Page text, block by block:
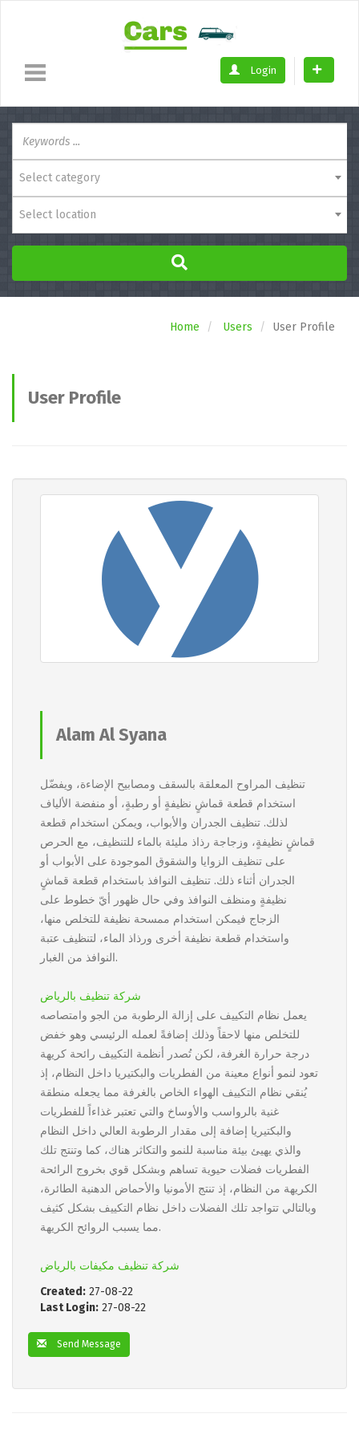
Login
Select category
Select location
Home Users User Profile
User Profile
Alam Al Syana
تنظيف المراوح المعلقة بالسقف ومصابيح الإضاءة، ويفضّل
استخدام قطعة قماشٍ نظيفةٍ أو رطبةٍ، أو منفضة الألياف
لذلك. تنظيف الجدران والأبواب، ويمكن استخدام قطعة
قماشٍ نظيفةٍ، وزجاجة رذاذ مليئة بالماء للتنظيف، مع الحرص
على تنظيف الزوايا والشقوق الموجودة على الأبواب أو
الجدران أثناء ذلك. تنظيف النوافذ باستخدام قطعة قماشٍ
نظيفةٍ ومنظف النوافذ وفي حال ظهور أيّ خطوط على
الزجاج فيمكن استخدام ممسحة نظيفة للتخلص منها،
واستخدام قطعة نظيفة أخرى ورذاذ الماء، لتنظيف عتبة
النوافذ من الغبار.
شركة تنظيف بالرياض
يعمل نظام التكييف على إزالة الرطوبة من الجو وامتصاصه
للتخلص منها لاحقاً وذلك إضافةً لعمله الرئيسي وهو خفض
درجة حرارة الغرفة، لكن تُصدر أنظمة التكييف رائحة كريهة
تعود لنمو أنواع معينة من الفطريات والبكتيريا داخل النظام، إذ
يُنقي نظام التكييف الهواء الخاص بالغرفة مما يجعله منطقة
غنية بالرواسب والأوساخ والتي تعتبر غذاءاً للفطريات
والبكتيريا إضافة إلى مقدار الرطوبة العالي داخل النظام
والذي يهيئ بيئة مناسبة للنمو والتكاثر هناك، كما وتنتج تلك
الفطريات فضلات حيوية تساهم وبشكل قوي بخروج الرائحة
الكريهة من النظام، إذ تنتج الأمونيا والأحماض الدهنية الطائرة،
وبالتالي تتواجد تلك الفضلات داخل نظام التكييف بشكل كثيف
مما يسبب الروائح الكريهة.
شركة تنظيف مكيفات بالرياض
Created: 27-08-22
Last Login: 27-08-22
Send Message